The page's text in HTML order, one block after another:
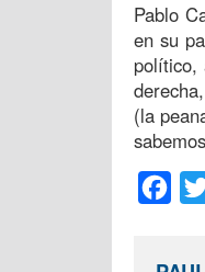
Pablo
en su
político,
derecha,
(la